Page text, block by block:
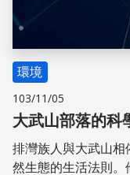
環境
103/11/05
大武山部落的科
排灣族人與大武山相
然生態的生活法則。